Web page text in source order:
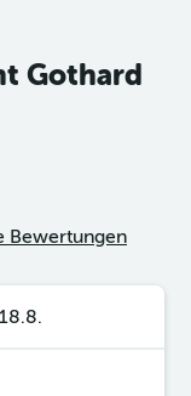
Gothard
Bewertungen